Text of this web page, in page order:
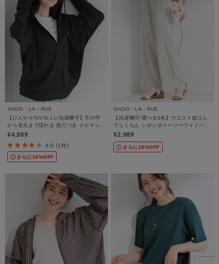
SHOO・LA・RUE
【ひんやり/UV/S-LL/洗濯機可】手の甲
から首元まで隠れる 指穴つき ドルマンパ
ーカー
¥4,989
4.0 (1件)
さらに10%OFF
SHOO・LA・RUE
【洗濯機可/選べる5色】ウエスト総ゴム
でらくちん シボシボイージーワイドパン
ツ
¥2,989
さらに10%OFF